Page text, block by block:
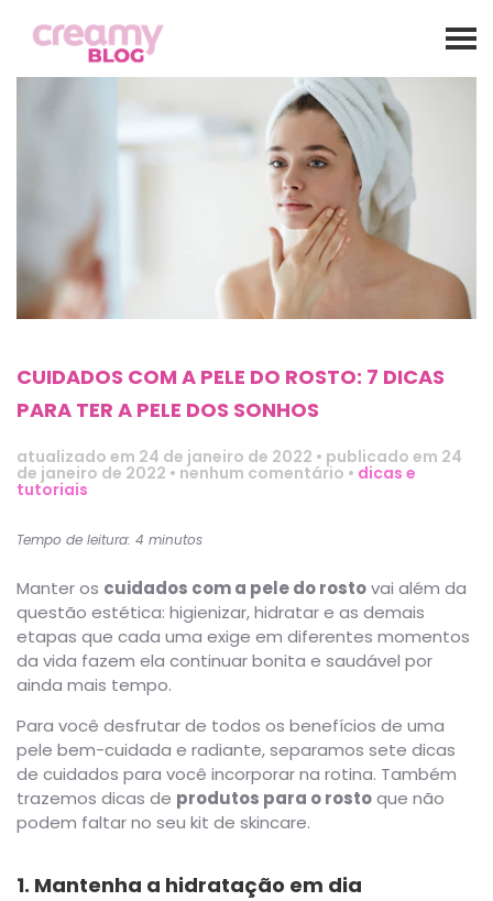
CUIDADOS COM A PELE DO ROSTO: 7 DICAS
PARA TER A PELE DOS SONHOS
atualizado em 24 de janeiro de 2022 • publicado em 24
de janeiro de 2022 • nenhum comentário • dicas e
tutoriais
Tempo de leitura: 4 minutos
Manter os cuidados com a pele do rostovai além da
questão estética: higienizar, hidratar e as demais
etapas que cada uma exige em diferentes momentos
da vida fazem ela continuar bonita e saudável por
ainda mais tempo.
Para você desfrutar de todos os benefícios de uma
pele bem-cuidada e radiante, separamos sete dicas
de cuidados para você incorporar na rotina. Também
trazemos dicas de produtos para o rostoque não
podem faltar no seu kit de skincare.
1. Mantenha a hidratação em dia